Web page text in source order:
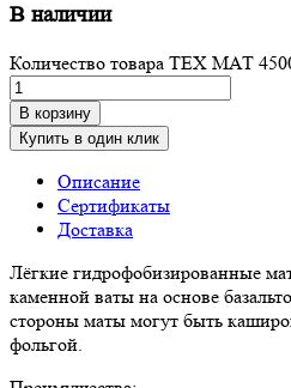
В наличии
Количество товара ТЕХ МАТ
В корзину
Купить в один клик
Описание
Сертификаты
Доставка
Лёгкие гидрофобизированные
каменной ваты на основе
стороны маты могут быть
фольгой.